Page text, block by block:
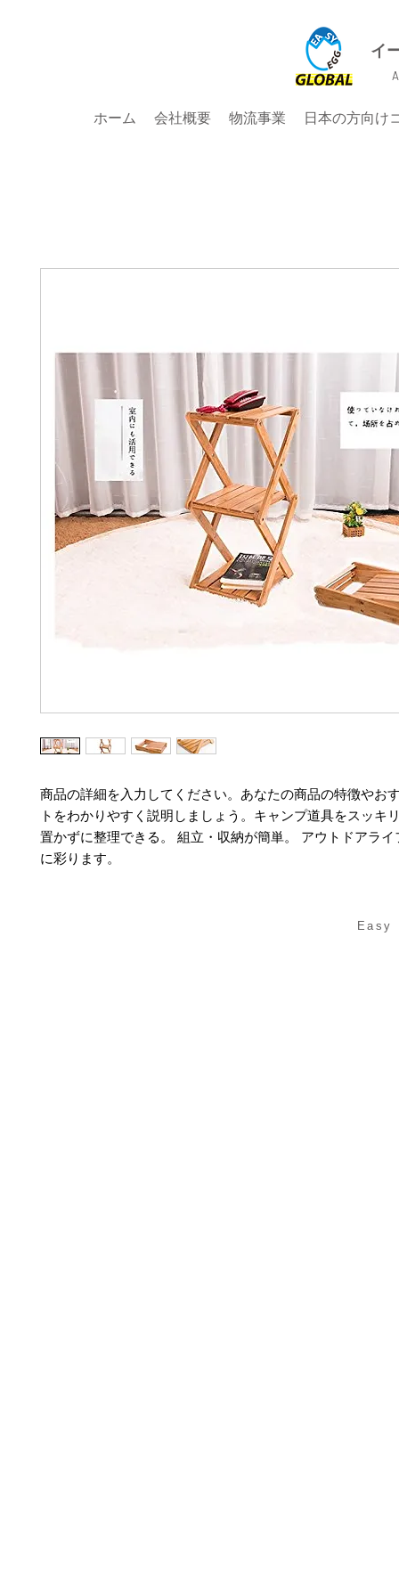
イ
ホーム 会社概要 物流事業 日本の方向け
商品の詳細を入力してください。あなたの商品の特徴やお
トをわかりやすく説明しましょう。キャンプ道具をスッキ
置かずに整理できる。 組立・収納が簡単。 アウトドアラ
に彩ります。
Easy